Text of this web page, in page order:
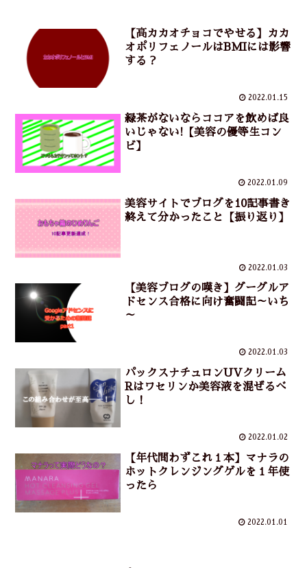
【高カカオチョコでやせる】カカ
オポリフェノールはBMIには影響
する？
2022.01.15
緑茶がないならココアを飲めば良
いじゃない!【美容の優等生コン
ビ】
2022.01.09
美容サイトでブログを10記事書き
終えて分かったこと【振り返り】
2022.01.03
【美容ブログの嘆き】グーグルア
ドセンス合格に向け奮闘記～いち
～
2022.01.03
パックスナチュロンUVクリーム
Rはワセリンか美容液を混ぜるべ
し！
2022.01.02
【年代問わずこれ１本】マナラの
ホットクレンジングゲルを１年使
ったら
2022.01.01